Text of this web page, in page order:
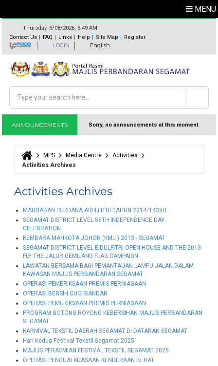
MENU
Thursday, 6/08/2026, 5:49 AM
Contact Us
FAQ Links Help Site Map Register
LOGIN English
Search form
Search
ANNOUNCEMENTS Sorry, no announcements at this moment
You are here
MPS Media Centre
Activities
Activities Archives
Activities Archives
MARHABAN PERDANA AIDILFITRI TAHUN 2014/1435H
SEGAMAT DISTRICT LEVEL 56TH INDEPENDENCE DAY
CELEBRATION
KEMBARA MAHKOTA JOHOR (KMJ ) 2013 - SEGAMAT
SEGAMAT DISTRICT LEVEL EIDULFITRI OPEN HOUSE AND THE 2013
FLY THE JALUR GEMILANG FLAG CAMPAIGN
LAWATAN BERSAMA BAGI PEMANTAUAN LAMPU JALAN DALAM
KAWASAN MAJLIS PERBANDARAN SEGAMAT
OPERASI PEMERIKSAAN PREMIS PERNIAGAAN
OPERASI BERSIH CUCI BANDAR
OPERASI PEMERIKSAAN PREMIS PERNIAGAAN
PROGRAM GOTONG ROYONG KEBERSIHAN MAJLIS PERBANDARAN
SEGAMAT
KARNIVAL TEKSTIL DAERAH SEGAMAT DI DATARAN SEGAMAT
Hari Kedua Festival Tekstil Segamat 2025!
MAJLIS PERASMIAN FESTIVAL TEKSTIL SEGAMAT 2025
OPERASI PENGUATKUASAAN KENDERAAN BERAT